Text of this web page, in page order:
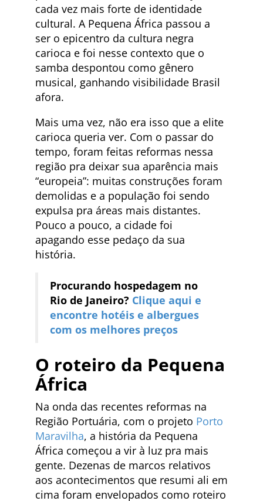
cada vez mais forte de identidade
cultural. A Pequena África passou a
ser o epicentro da cultura negra
carioca e foi nesse contexto que o
samba despontou como gênero
musical, ganhando visibilidade Brasil
afora.
Mais uma vez, não era isso que a elite
carioca queria ver. Com o passar do
tempo, foram feitas reformas nessa
região pra deixar sua aparência mais
“europeia”: muitas construções foram
demolidas e a população foi sendo
expulsa pra áreas mais distantes.
Pouco a pouco, a cidade foi
apagando esse pedaço da sua
história.
Procurando hospedagem no
Rio de Janeiro? Clique aqui e
encontre hotéis e albergues
com os melhores preços
O roteiro da Pequena
África
Na onda das recentes reformas na
Região Portuária, com o projeto Porto
Maravilha, a história da Pequena
África começou a vir à luz pra mais
gente. Dezenas de marcos relativos
aos acontecimentos que resumi ali em
cima foram envelopados como roteiro